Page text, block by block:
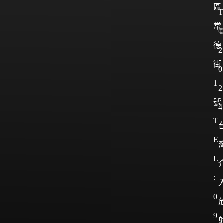
區
常
德
街
1
號
T
E
L
:
0
9
T
2
0
2
4